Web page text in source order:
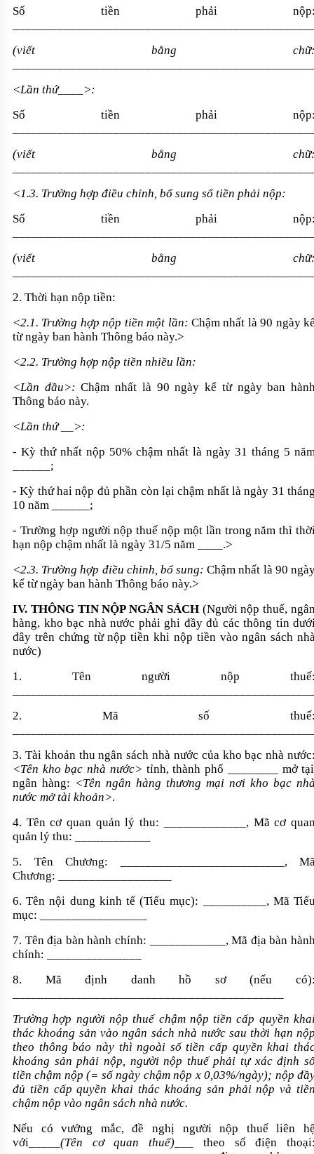
Số tiền phải
(viết bằng
<Lần thứ____>:
Số tiền phải
(viết bằng
<1.3. Trường hợp điều chỉnh, bổ sung số tiền phải nộp:
Số tiền phải
(viết bằng
2. Thời hạn nộp tiền:
<2.1. Trường hợp nộp tiền một lần: Chậm nhất là 90 ngày
từ ngày ban hành Thông báo này.>
<2.2. Trường hợp nộp tiền nhiều lần:
<Lần đầu>: Chậm nhất là 90 ngày kể từ ngày ban
Thông báo này.
<Lần thứ __>:
- Kỳ thứ nhất nộp 50% chậm nhất là ngày 31 tháng 5
______;
- Kỳ thứ hai nộp đủ phần còn lại chậm nhất là ngày 31
10 năm ______;
- Trường hợp người nộp thuế nộp một lần trong năm thì
hạn nộp chậm nhất là ngày 31/5 năm ____.>
<2.3. Trường hợp điều chỉnh, bổ sung: Chậm nhất là 90
kể từ ngày ban hành Thông báo này.>
IV. THÔNG TIN NỘP NGÂN SÁCH(Người nộp thuế,
hàng, kho bạc nhà nước phải ghi đầy đủ các thông tin
đây trên chứng từ nộp tiền khi nộp tiền vào ngân sách
nước)
1. Tên người nộp
2. Mã số
3. Tài khoản thu ngân sách nhà nước của kho bạc nhà
<Tên kho bạc nhà nước> tỉnh, thành phố ________ mở tại
ngân hàng: <Tên ngân hàng thương mại nơi kho bạc
nước mở tài khoản>.
4. Tên cơ quan quản lý thu: _____________, Mã cơ
quản lý thu: ____________
5. Tên Chương: __________________________,
Chương: __________________
6. Tên nội dung kinh tế (Tiểu mục): __________, Mã
mục: _________________
7. Tên địa bàn hành chính: ____________, Mã địa bàn
chính: _______________
8. Mã định danh hồ sơ (nếu
Trường hợp người nộp thuế chậm nộp tiền cấp quyền
thác khoáng sản vào ngân sách nhà nước sau thời hạn
theo thông báo này thì ngoài số tiền cấp quyền khai
khoáng sản phải nộp, người nộp thuế phải tự xác định
tiền chậm nộp (= số ngày chậm nộp x 0,03%/ngày); nộp
đủ tiền cấp quyền khai thác khoáng sản phải nộp và
chậm nộp vào ngân sách nhà nước.
Nếu có vướng mắc, đề nghị người nộp thuế liên
với_____ (Tên cơ quan thuế) ___ theo số điện